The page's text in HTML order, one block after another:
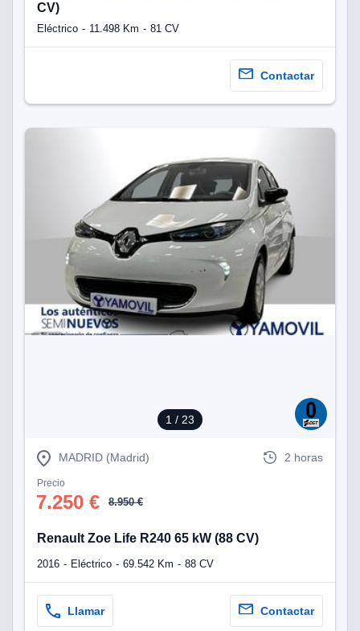
CV)
Eléctrico 11.498 Km 81 CV
Contactar
1 / 23
MADRID (Madrid) 2 horas
Precio
7.250 € 8.950 €
Renault Zoe Life R240 65 kW (88 CV)
2016 Eléctrico 69.542 Km 88 CV
Llamar Contactar